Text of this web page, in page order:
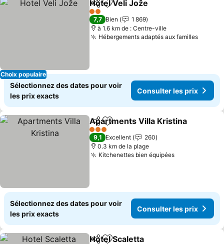
Choix populaire
PartagerAjouter à mes favoris
Hotel Veli Jože
2 Étoiles
7,7 Bien
1 869
à 1.6 km de : Centre-ville
Hébergements adaptés aux familles
Sélectionnez des dates pour voir
les prix exacts
Consulter les prix
PartagerAjouter à mes favoris
Apartments Villa Kristina
3 Étoiles
9,1 Excellent
260
0.3 km de la plage
Kitchenettes bien équipées
Sélectionnez des dates pour voir
les prix exacts
Consulter les prix
Hotel Scaletta